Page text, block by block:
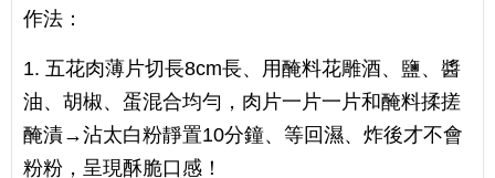
作法：
1. 五花肉薄片切長8cm長、用醃料花雕酒、鹽、醬
油、胡椒、蛋混合均勻，肉片一片一片和醃料揉搓
醃漬→沾太白粉靜置10分鐘、等回濕、炸後才不會
粉粉，呈現酥脆口感！